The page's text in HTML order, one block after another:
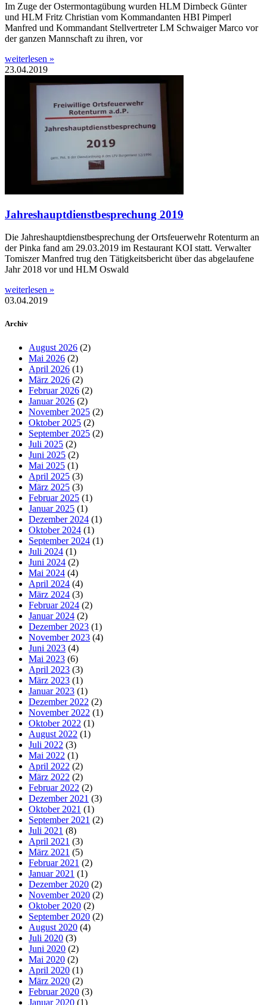
Im Zuge der Ostermontagübung wurden HLM Dirnbeck Günter
und HLM Fritz Christian vom Kommandanten HBI Pimperl
Manfred und Kommandant Stellvertreter LM Schwaiger Marco vor
der ganzen Mannschaft zu ihren, vor
weiterlesen »
23.04.2019
Jahreshauptdienstbesprechung 2019
Die Jahreshauptdienstbesprechung der Ortsfeuerwehr Rotenturm an
der Pinka fand am 29.03.2019 im Restaurant KOI statt. Verwalter
Tomiszer Manfred trug den Tätigkeitsbericht über das abgelaufene
Jahr 2018 vor und HLM Oswald
weiterlesen »
03.04.2019
Archiv
August 2026 (2)
Mai 2026 (2)
April 2026 (1)
März 2026 (2)
Februar 2026 (2)
Januar 2026 (2)
November 2025 (2)
Oktober 2025 (2)
September 2025 (2)
Juli 2025 (2)
Juni 2025 (2)
Mai 2025 (1)
April 2025 (3)
März 2025 (3)
Februar 2025 (1)
Januar 2025 (1)
Dezember 2024 (1)
Oktober 2024 (1)
September 2024 (1)
Juli 2024 (1)
Juni 2024 (2)
Mai 2024 (4)
April 2024 (4)
März 2024 (3)
Februar 2024 (2)
Januar 2024 (2)
Dezember 2023 (1)
November 2023 (4)
Juni 2023 (4)
Mai 2023 (6)
April 2023 (3)
März 2023 (1)
Januar 2023 (1)
Dezember 2022 (2)
November 2022 (1)
Oktober 2022 (1)
August 2022 (1)
Juli 2022 (3)
Mai 2022 (1)
April 2022 (2)
März 2022 (2)
Februar 2022 (2)
Dezember 2021 (3)
Oktober 2021 (1)
September 2021 (2)
Juli 2021 (8)
April 2021 (3)
März 2021 (5)
Februar 2021 (2)
Januar 2021 (1)
Dezember 2020 (2)
November 2020 (2)
Oktober 2020 (2)
September 2020 (2)
August 2020 (4)
Juli 2020 (3)
Juni 2020 (2)
Mai 2020 (2)
April 2020 (1)
März 2020 (2)
Februar 2020 (3)
Januar 2020 (1)